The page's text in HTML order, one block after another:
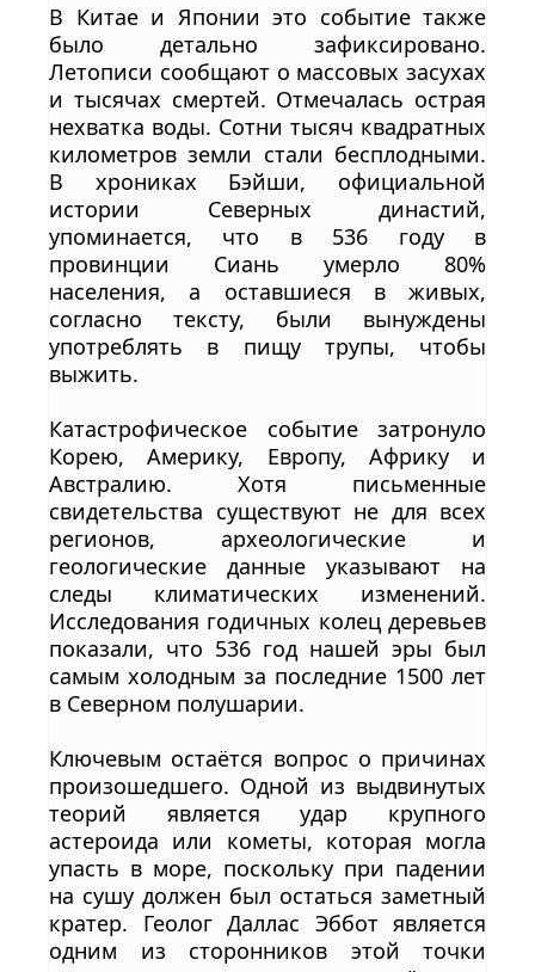
В Китае и Японии это событие также
было детально зафиксировано.
Летописи сообщают о массовых засухах
и тысячах смертей. Отмечалась острая
нехватка воды. Сотни тысяч квадратных
километров земли стали бесплодными.
В хрониках Бэйши, официальной
истории Северных династий,
упоминается, что в 536 году в
провинции Сиань умерло 80%
населения, а оставшиеся в живых,
согласно тексту, были вынуждены
употреблять в пищу трупы, чтобы
выжить.
Катастрофическое событие затронуло
Корею, Америку, Европу, Африку и
Австралию. Хотя письменные
свидетельства существуют не для всех
регионов, археологические и
геологические данные указывают на
следы климатических изменений.
Исследования годичных колец деревьев
показали, что 536 год нашей эры был
самым холодным за последние 1500 лет
в Северном полушарии.
Ключевым остаётся вопрос о причинах
произошедшего. Одной из выдвинутых
теорий является удар крупного
астероида или кометы, которая могла
упасть в море, поскольку при падении
на сушу должен был остаться заметный
кратер. Геолог Даллас Эббот является
одним из сторонников этой точки